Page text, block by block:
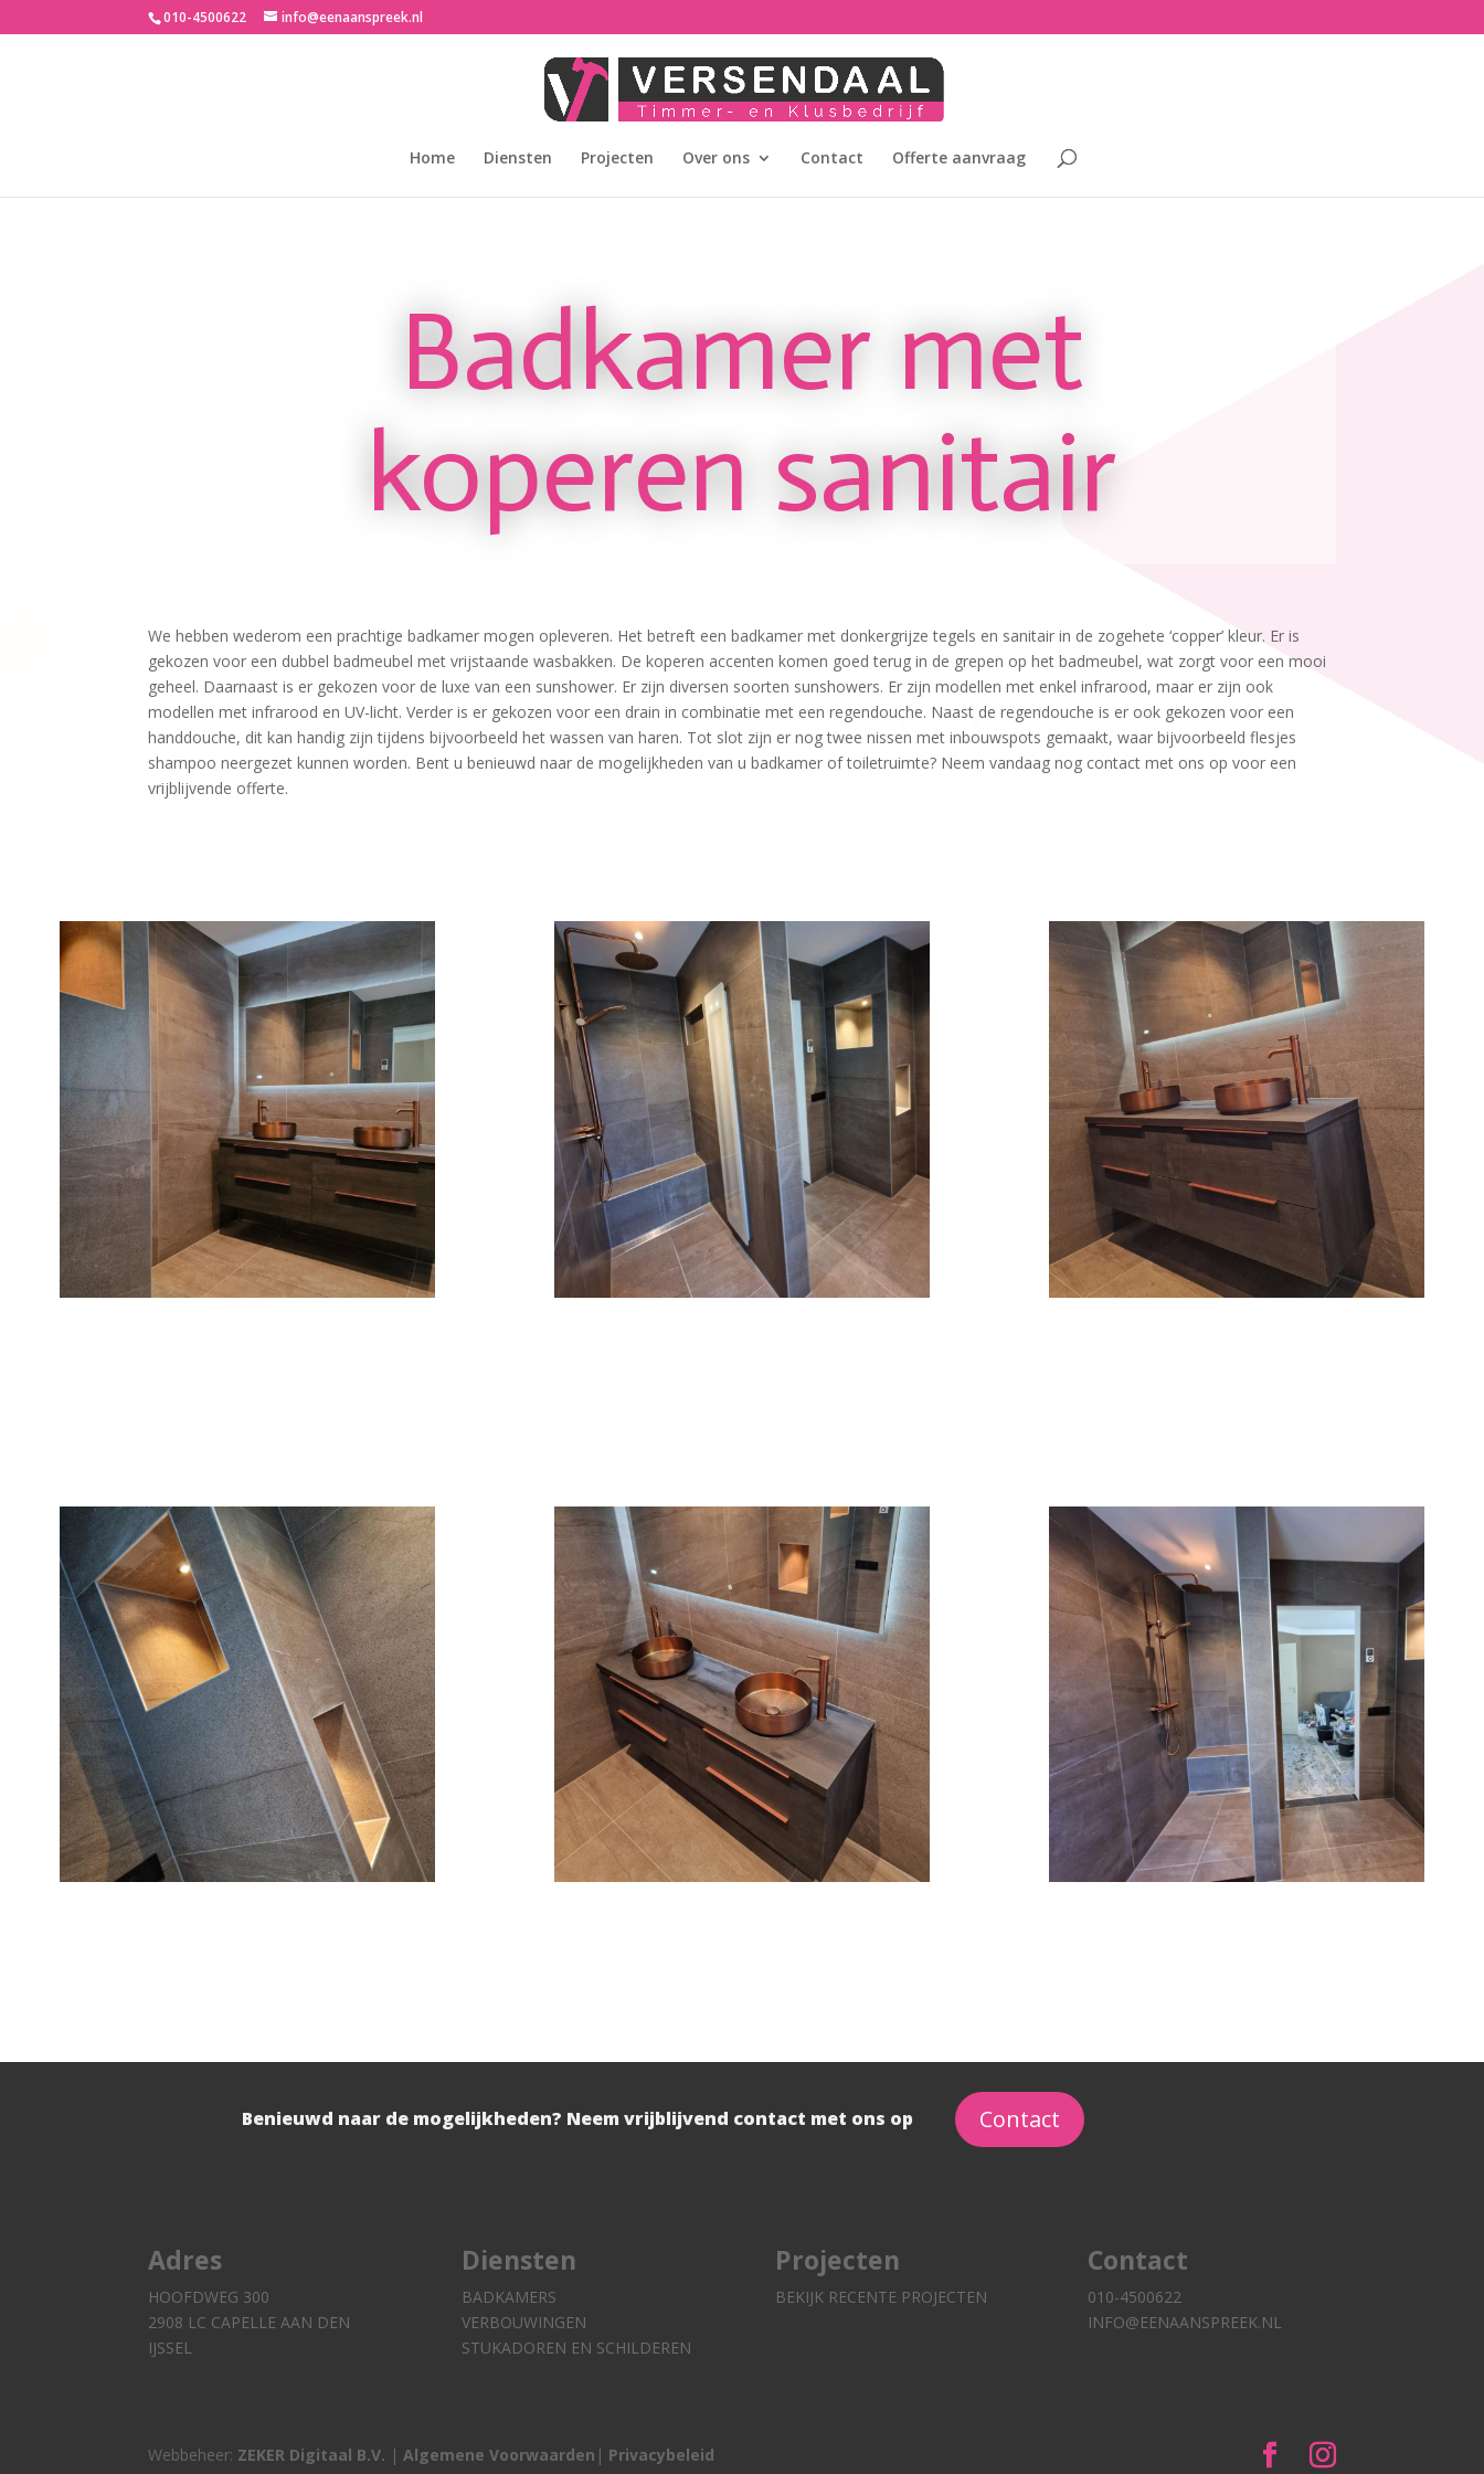
010-4500622 info@eenaanspreek.nl
Home Diensten Projecten Over ons Contact Offerte aanvraag
Badkamer met
koperen sanitair
We hebben wederom een prachtige badkamer mogen opleveren. Het betreft een badkamer met donkergrijze tegels en sanitair in de zogehete ‘copper’ kleur. Er is
gekozen voor een dubbel badmeubel met vrijstaande wasbakken. De koperen accenten komen goed terug in de grepen op het badmeubel, wat zorgt voor een mooi
geheel. Daarnaast is er gekozen voor de luxe van een sunshower. Er zijn diversen soorten sunshowers. Er zijn modellen met enkel infrarood, maar er zijn ook
modellen met infrarood en UV-licht. Verder is er gekozen voor een drain in combinatie met een regendouche. Naast de regendouche is er ook gekozen voor een
handdouche, dit kan handig zijn tijdens bijvoorbeeld het wassen van haren. Tot slot zijn er nog twee nissen met inbouwspots gemaakt, waar bijvoorbeeld flesjes
shampoo neergezet kunnen worden. Bent u benieuwd naar de mogelijkheden van u badkamer of toiletruimte? Neem vandaag nog contact met ons op voor een
vrijblijvende offerte.
Benieuwd naar de mogelijkheden? Neem vrijblijvend contact met ons op Contact
Adres
HOOFDWEG 300
2908 LC CAPELLE AAN DEN
IJSSEL
Diensten
BADKAMERS
VERBOUWINGEN
STUKADOREN EN SCHILDEREN
Projecten
BEKIJK RECENTE PROJECTEN
Contact
010-4500622
INFO@EENAANSPREEK.NL
Webbeheer: ZEKER Digitaal B.V. |Algemene Voorwaarden | Privacybeleid